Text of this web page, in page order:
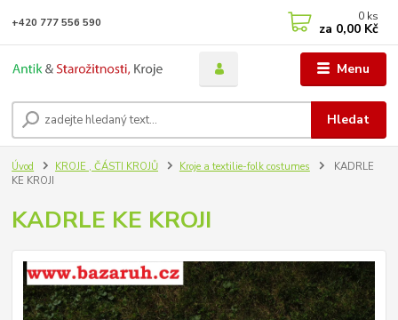
Menu
Hledat
+420 777 556 590 0 ks
za 0,00 Kč
Úvod KROJE , ČÁSTI KROJŮ Kroje a textilie-folk costumes
KADRLE
KE KROJI
KADRLE KE KROJI